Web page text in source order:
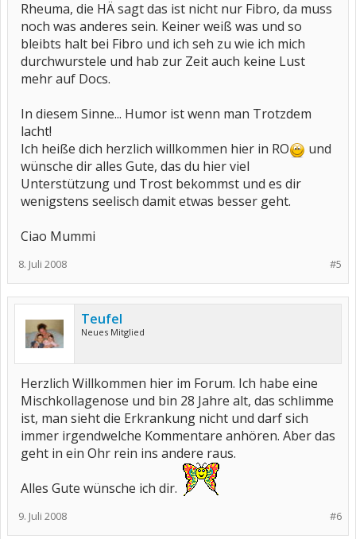
Rheuma, die HÄ sagt das ist nicht nur Fibro, da muss
noch was anderes sein. Keiner weiß was und so
bleibts halt bei Fibro und ich seh zu wie ich mich
durchwurstele und hab zur Zeit auch keine Lust
mehr auf Docs.
In diesem Sinne... Humor ist wenn man Trotzdem
lacht!
Ich heiße dich herzlich willkommen hier in RO
und
wünsche dir alles Gute, das du hier viel
Unterstützung und Trost bekommst und es dir
wenigstens seelisch damit etwas besser geht.
Ciao Mummi
#5
8. Juli 2008
Teufel
Neues Mitglied
Herzlich Willkommen hier im Forum. Ich habe eine
Mischkollagenose und bin 28 Jahre alt, das schlimme
ist, man sieht die Erkrankung nicht und darf sich
immer irgendwelche Kommentare anhören. Aber das
geht in ein Ohr rein ins andere raus.
Alles Gute wünsche ich dir.
#6
9. Juli 2008